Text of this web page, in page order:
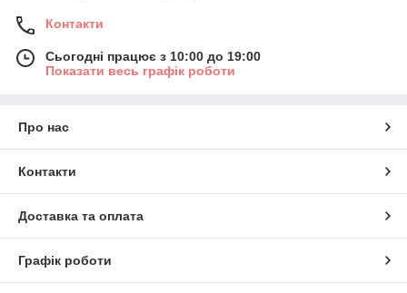
Контакти
Сьогодні працює з 10:00 до 19:00
Показати весь графік роботи
Про нас
Контакти
Доставка та оплата
Графік роботи